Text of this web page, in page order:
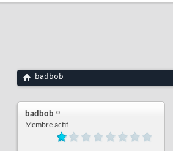
badbob
badbob
Membre actif